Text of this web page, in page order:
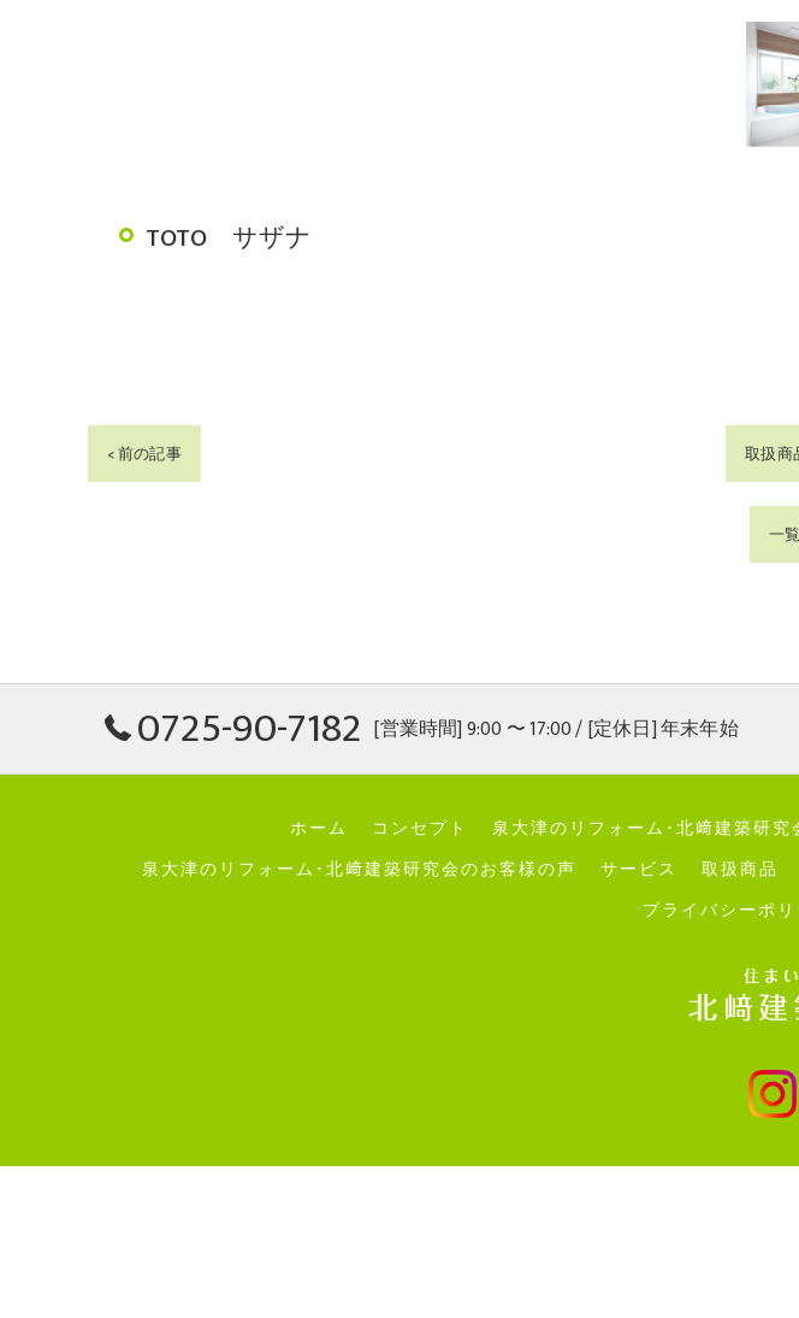
TOTO サザナ
< 前の記事 取扱商
一
0725-90-7182 [営業時間] 9:00 〜 17:00 / [定休日] 年末年始
ホーム コンセプト 泉大津のリフォーム･北﨑建築研究
泉大津のリフォーム･北﨑建築研究会のお客様の声
サービス 取扱商品
プライバシーポリ